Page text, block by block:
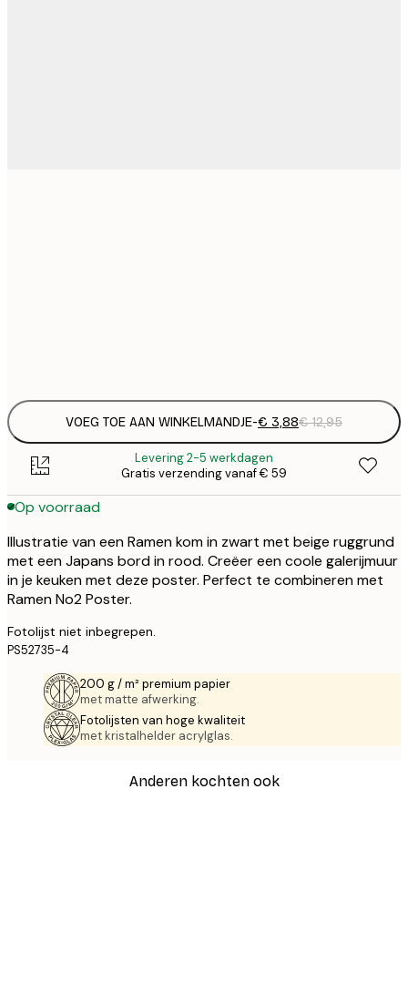
VOEG TOE AAN WINKELMANDJE-€ 3,88€ 12,95
Levering 2-5 werkdagen
Gratis verzending vanaf € 59
Op voorraad
Illustratie van een Ramen kom in zwart met beige ruggrund
met een Japans bord in rood. Creëer een coole galerijmuur
in je keuken met deze poster. Perfect te combineren met
Ramen No2 Poster.
Fotolijst niet inbegrepen.
PS52735-4
200 g / m² premium papier
met matte afwerking.
Fotolijsten van hoge kwaliteit
met kristalhelder acrylglas.
Anderen kochten ook